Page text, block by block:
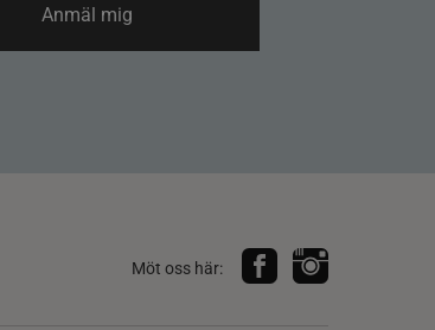
Anmäl mig
Möt oss här: